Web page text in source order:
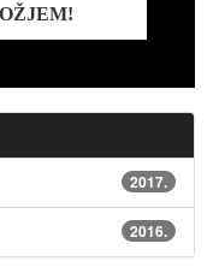
2017.
2016.